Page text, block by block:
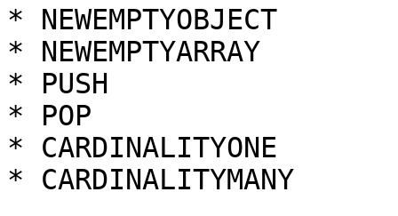
* NEWEMPTYOBJECT
* NEWEMPTYARRAY
* PUSH
* POP
* CARDINALITYONE
* CARDINALITYMANY